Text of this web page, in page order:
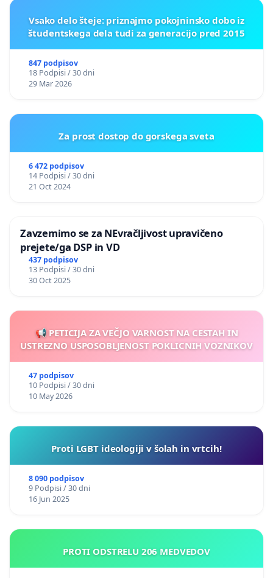
Vsako delo šteje: priznajmo pokojninsko dobo iz
študentskega dela tudi za generacijo pred 2015
847 podpisov
18 Podpisi / 30 dni
29 Mar 2026
Za prost dostop do gorskega sveta
6 472 podpisov
14 Podpisi / 30 dni
21 Oct 2024
Zavzemimo se za NEvračljivost upravičeno
prejete/ga DSP in VD
437 podpisov
13 Podpisi / 30 dni
30 Oct 2025
📢 PETICIJA ZA VEČJO VARNOST NA CESTAH IN
USTREZNO USPOSOBLJENOST POKLICNIH VOZNIKOV
47 podpisov
10 Podpisi / 30 dni
10 May 2026
Proti LGBT ideologiji v šolah in vrtcih!
8 090 podpisov
9 Podpisi / 30 dni
16 Jun 2025
PROTI ODSTRELU 206 MEDVEDOV